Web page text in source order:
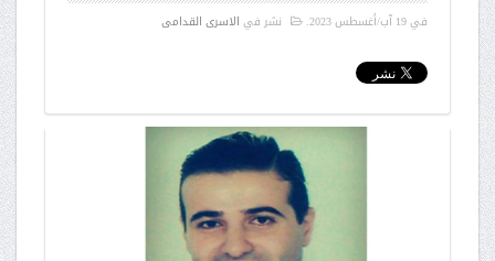
في19 آب/أغسطس 2023 . نشر في الاسرى القدامى